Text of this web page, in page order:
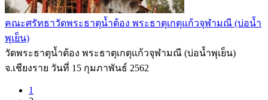
คณะศรัทธาวัดพระธาตุน้ำต้อง พระธาตุเกตุแก้วจุฬามณี (บ่อน้ำ
พุเย็น)
วัดพระธาตุน้ำต้อง พระธาตุเกตุแก้วจุฬามณี (บ่อน้ำพุเย็น)
จ.เชียงราย วันที่ 15 กุมภาพันธ์ 2562
1